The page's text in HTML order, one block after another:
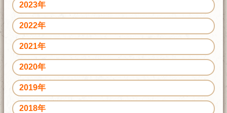
2023年
2022年
2021年
2020年
2019年
2018年